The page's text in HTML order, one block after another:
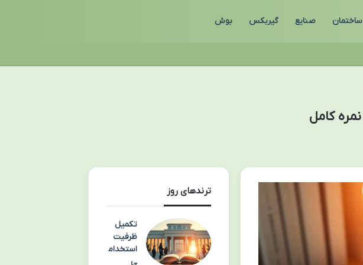
ساختمان صنایع گیربکس بوش
ترندهای روز
تکمیل
ظرفیت
استخدام
ی